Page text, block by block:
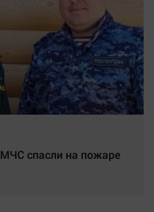
спасли на пожаре